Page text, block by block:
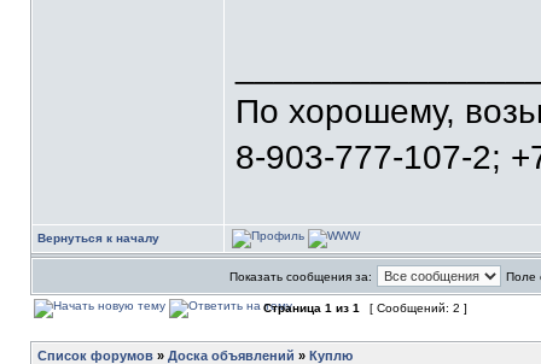
По хорошему,
8-903-777-107-2;
Вернуться к началу
Показать сообщения за: Поле
Страница 1 из 1 [ Сообщений: 2 ]
Список форумов » Доска объявлений » Куплю